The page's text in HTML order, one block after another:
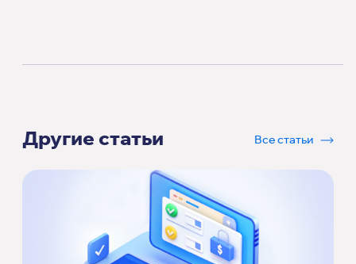
Другие статьи Все статьи